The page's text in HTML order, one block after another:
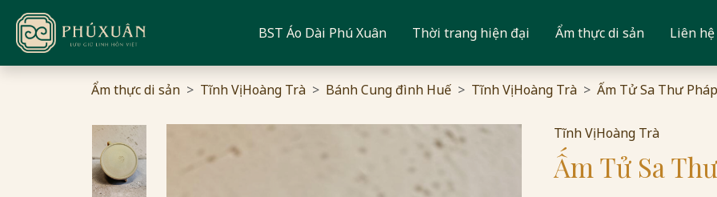
BST Áo Dài Phú Xuân Thời trang hiện đại Ẩm thực di sản Liên hệ
Ẩm thực di sản Tĩnh Vị Hoàng Trà Bánh Cung đình Huế Tĩnh Vị Hoàng Trà ​Ấm Tử Sa Thư
Tĩnh Vị Hoàng Trà
​Ấm Tử Sa